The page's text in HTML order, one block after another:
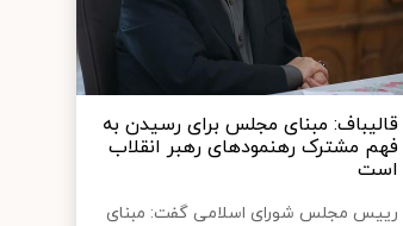
قالیباف: مبنای مجلس برای رسیدن به
فهم مشترک رهنمودهای رهبر انقلاب
است
رییس مجلس شورای اسلامی گفت: مبنای